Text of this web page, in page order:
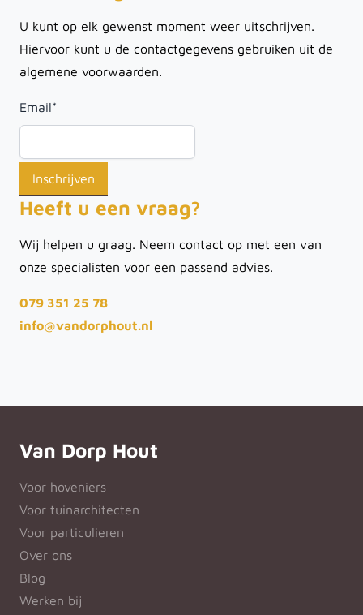
U kunt op elk gewenst moment weer uitschrijven.
Hiervoor kunt u de contactgegevens gebruiken uit de
algemene voorwaarden.
Email*
Heeft u een vraag?
Wij helpen u graag. Neem contact op met een van
onze specialisten voor een passend advies.
079 351 25 78
info@vandorphout.nl
Van Dorp Hout
Voor hoveniers
Voor tuinarchitecten
Voor particulieren
Over ons
Blog
Werken bij